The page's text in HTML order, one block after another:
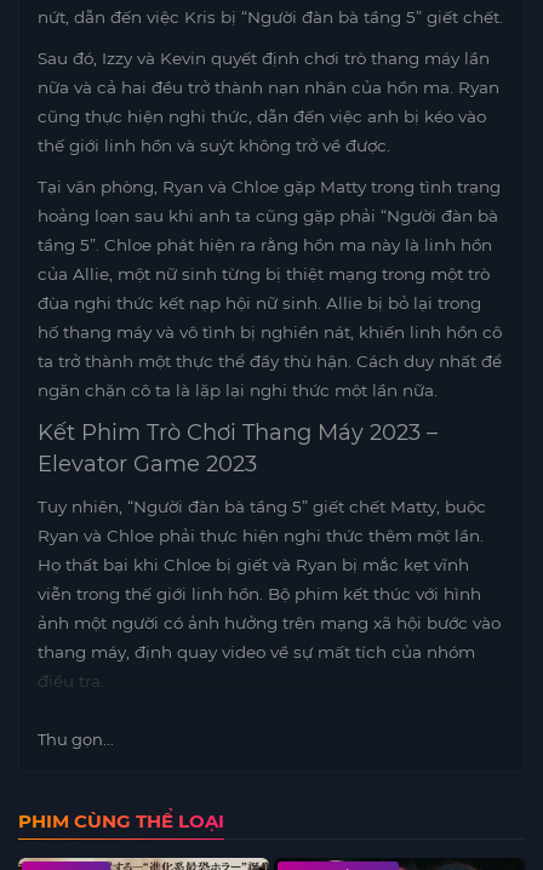
nứt, dẫn đến việc Kris bị “Người đàn bà tầng 5” giết chết.
Sau đó, Izzy và Kevin quyết định chơi trò thang máy lần
nữa và cả hai đều trở thành nạn nhân của hồn ma. Ryan
cũng thực hiện nghi thức, dẫn đến việc anh bị kéo vào
thế giới linh hồn và suýt không trở về được.
Tại văn phòng, Ryan và Chloe gặp Matty trong tình trạng
hoảng loạn sau khi anh ta cũng gặp phải “Người đàn bà
tầng 5”. Chloe phát hiện ra rằng hồn ma này là linh hồn
của Allie, một nữ sinh từng bị thiệt mạng trong một trò
đùa nghi thức kết nạp hội nữ sinh. Allie bị bỏ lại trong
hố thang máy và vô tình bị nghiền nát, khiến linh hồn cô
ta trở thành một thực thể đầy thù hận. Cách duy nhất để
ngăn chặn cô ta là lặp lại nghi thức một lần nữa.
Kết Phim Trò Chơi Thang Máy 2023 –
Elevator Game 2023
Tuy nhiên, “Người đàn bà tầng 5” giết chết Matty, buộc
Ryan và Chloe phải thực hiện nghi thức thêm một lần.
Họ thất bại khi Chloe bị giết và Ryan bị mắc kẹt vĩnh
viễn trong thế giới linh hồn. Bộ phim kết thúc với hình
ảnh một người có ảnh hưởng trên mạng xã hội bước vào
thang máy, định quay video về sự mất tích của nhóm
điều tra.
Thu gọn...
PHIM CÙNG THỂ LOẠI